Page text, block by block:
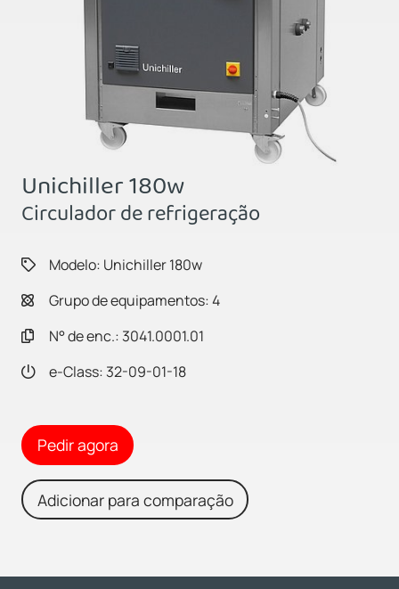
Unichiller 180w
Circulador de refrigeração
Modelo: Unichiller 180w
Grupo de equipamentos: 4
N° de enc.: 3041.0001.01
e-Class: 32-09-01-18
Pedir agora
Adicionar para comparação